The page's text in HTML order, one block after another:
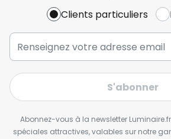
Clients particuliers
S'abonner
Abonnez-vous à la newsletter
spéciales attractives, valables sur notre